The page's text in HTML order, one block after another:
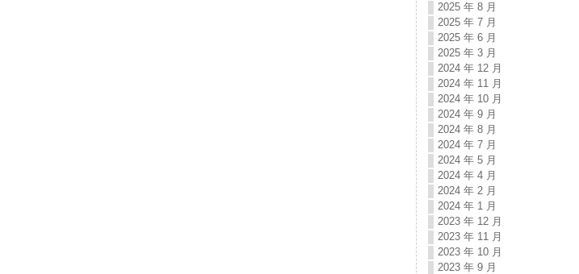
2025 年 8 月
2025 年 7 月
2025 年 6 月
2025 年 3 月
2024 年 12 月
2024 年 11 月
2024 年 10 月
2024 年 9 月
2024 年 8 月
2024 年 7 月
2024 年 5 月
2024 年 4 月
2024 年 2 月
2024 年 1 月
2023 年 12 月
2023 年 11 月
2023 年 10 月
2023 年 9 月